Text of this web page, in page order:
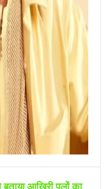
आखिरी पलों का